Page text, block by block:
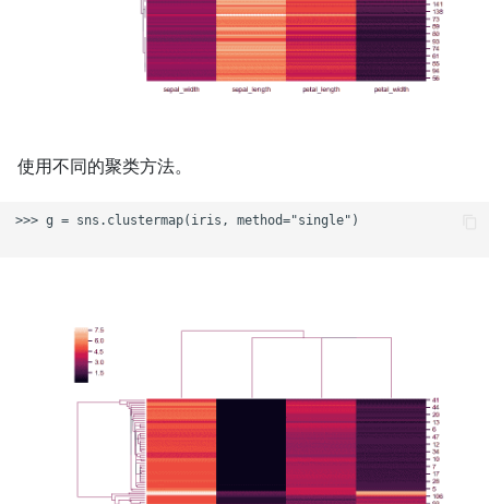
使用不同的聚类方法。
>>> g = sns.clustermap(iris, method="single")